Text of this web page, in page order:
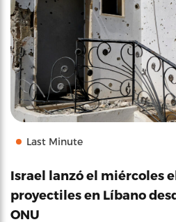
Last Minute
Israel lanzó el miércoles
proyectiles en Líbano
ONU